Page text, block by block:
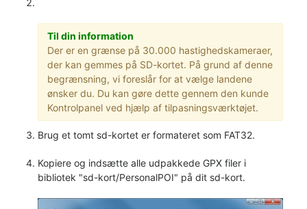
Til din information
Der er en grænse på 30.000 hastighedskameraer,
der kan gemmes på SD-kortet. På grund af denne
begrænsning, vi foreslår for at vælge landene
ønsker du. Du kan gøre dette gennem den kunde
Kontrolpanel ved hjælp af tilpasningsværktøjet.
Brug et tomt sd-kortet er formateret som FAT32.
Kopiere og indsætte alle udpakkede GPX filer i
bibliotek "sd-kort/PersonalPOI" på dit sd-kort.